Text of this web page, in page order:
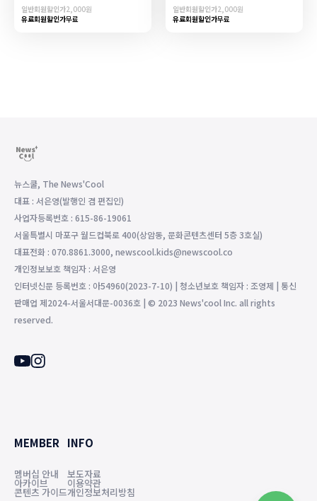
일반회원할인가2,000원
유료회원할인가무료
일반회원할인가2,000원
유료회원할인가무료
뉴스쿨, The News'Cool
대표 : 서은영(발행인 겸 편집인)
사업자등록번호 : 615-86-19061
서울특별시 마포구 월드컵북로 400(상암동, 문화콘텐츠센터 5층 3호실)
대표전화 : 070.8861.3000, newscool.kids@newscool.co
개인정보보호 책임자 : 서은영
인터넷신문 등록번호 : 아54960(2023-7-10) | 청소년보호 책임자 : 조영제 | 통신
판매업 제2024-서울서대문-0036호 | © 2023 News'cool Inc. all rights
reserved.
MEMBER
멤버십 안내
아카이브
콘텐츠 가이드
INFO
보도자료
이용약관
개인정보처리방침